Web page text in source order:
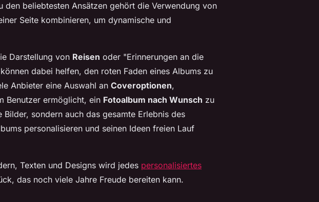
den beliebtesten Ansätzen gehört die Verwendung von
Seite kombinieren, um dynamische und
Darstellung von Reisen oder "Erinnerungen an die
dabei helfen, den roten Faden eines Albums zu
Anbieter eine Auswahl an Coveroptionen,
Benutzer ermöglicht, ein Fotoalbum nach Wunsch zu
sondern auch das gesamte Erlebnis des
personalisieren und seinen Ideen freien Lauf
Texten und Designs wird jedes personalisiertes
das noch viele Jahre Freude bereiten kann.